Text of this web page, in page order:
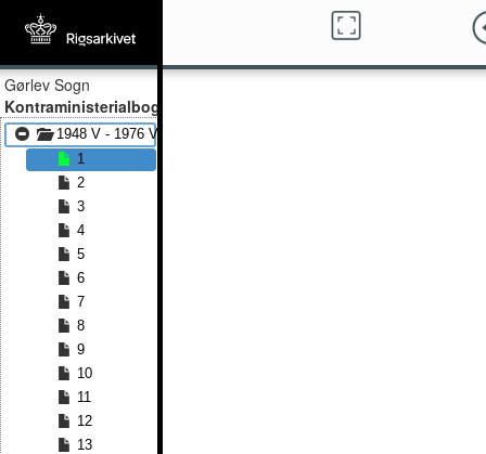
Gørlev Sogn
Kontraministerialbog
1948 V - 1976 V
1
2
3
4
5
6
7
8
9
10
11
12
13